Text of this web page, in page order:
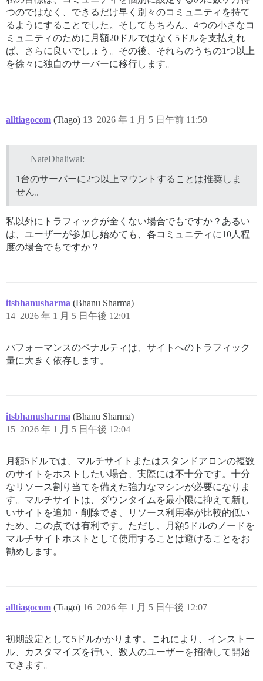
つのではなく、できるだけ早く別々のコミュニティを持て
るようにすることでした。そしてもちろん、4つの小さなコ
ミュニティのために月額20ドルではなく5ドルを支払えれ
ば、さらに良いでしょう。その後、それらのうちの1つ以上
を徐々に独自のサーバーに移行します。
alltiagocom (Tiago) 2026 年 1 月 5 日午前 11:59
13
NateDhaliwal:
1台のサーバーに2つ以上マウントすることは推奨しま
せん。
私以外にトラフィックが全くない場合でもですか？あるい
は、ユーザーが参加し始めても、各コミュニティに10人程
度の場合でもですか？
itsbhanusharma (Bhanu Sharma)
2026 年 1 月 5 日午後 12:01
14
パフォーマンスのペナルティは、サイトへのトラフィック
量に大きく依存します。
itsbhanusharma (Bhanu Sharma)
2026 年 1 月 5 日午後 12:04
15
月額5ドルでは、マルチサイトまたはスタンドアロンの複数
のサイトをホストしたい場合、実際には不十分です。十分
なリソース割り当てを備えた強力なマシンが必要になりま
す。マルチサイトは、ダウンタイムを最小限に抑えて新し
いサイトを追加・削除でき、リソース利用率が比較的低い
ため、この点では有利です。ただし、月額5ドルのノードを
マルチサイトホストとして使用することは避けることをお
勧めします。
alltiagocom (Tiago) 2026 年 1 月 5 日午後 12:07
16
初期設定として5ドルかかります。これにより、インストー
ル、カスタマイズを行い、数人のユーザーを招待して開始
できます。